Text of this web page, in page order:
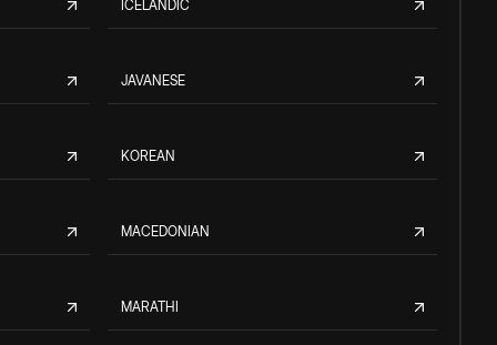
ICELANDIC
JAVANESE
KOREAN
MACEDONIAN
MARATHI